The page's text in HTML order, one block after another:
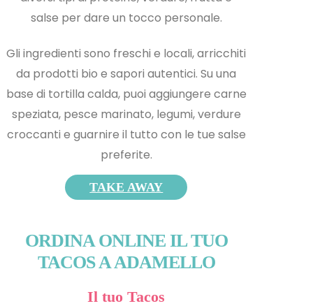
salse per dare un tocco personale.
Gli ingredienti sono freschi e locali, arricchiti
da prodotti bio e sapori autentici. Su una
base di tortilla calda, puoi aggiungere carne
speziata, pesce marinato, legumi, verdure
croccanti e guarnire il tutto con le tue salse
preferite.
TAKE AWAY
ORDINA ONLINE IL TUO
TACOS A ADAMELLO
Il tuo Tacos